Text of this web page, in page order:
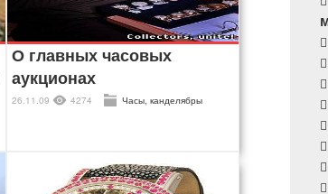
О главных часовых
аукционах
26.11.09 4274 Часы, канделябры